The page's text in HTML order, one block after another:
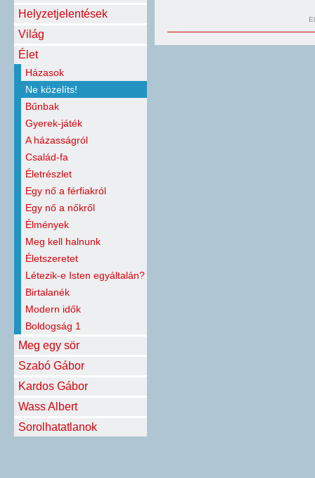
Helyzetjelentések
Világ
Élet
Házasok
Ne közelíts!
Bűnbak
Gyerek-játék
A házasságról
Család-fa
Életrészlet
Egy nő a férfiakról
Egy nő a nőkről
Élmények
Meg kell halnunk
Életszeretet
Létezik-e Isten egyáltalán?
Birtalanék
Modern idők
Boldogság 1
Meg egy sör
Szabó Gábor
Kardos Gábor
Wass Albert
Sorolhatatlanok